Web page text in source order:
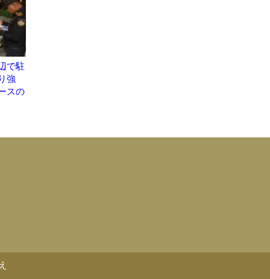
で駐
強
スの